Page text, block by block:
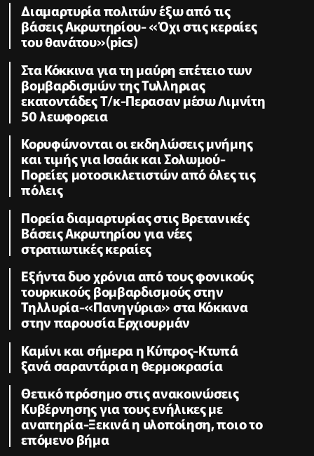
Διαμαρτυρία πολιτών έξω από τις
βάσεις Ακρωτηρίου- «Όχι στις κεραίες
του θανάτου»(pics)
Στα Κόκκινα για τη μαύρη επέτειο των
βομβαρδισμών της Τυλληριας
εκατοντάδες Τ/κ-Περασαν μέσω Λιμνίτη
50 λεωφορεια
Κορυφώνονται οι εκδηλώσεις μνήμης
και τιμής για Ισαάκ και Σολωμού-
Πορείες μοτοσικλετιστών από όλες τις
πόλεις
Πορεία διαμαρτυρίας στις Βρετανικές
Βάσεις Ακρωτηρίου για νέες
στρατιωτικές κεραίες
Εξήντα δυο χρόνια από τους φονικούς
τουρκικούς βομβαρδισμούς στην
Τηλλυρία-«Πανηγύρια» στα Κόκκινα
στην παρουσία Ερχιουρμάν
Καμίνι και σήμερα η Κύπρος-Κτυπά
ξανά σαραντάρια η θερμοκρασία
Θετικό πρόσημο στις ανακοινώσεις
Κυβέρνησης για τους ενήλικες με
αναπηρία-Ξεκινά η υλοποίηση, ποιο το
επόμενο βήμα